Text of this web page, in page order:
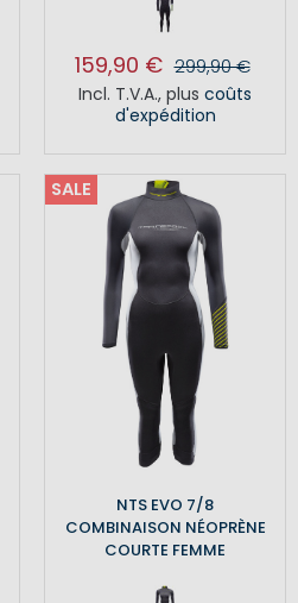
159,90 € 299,90 €
Incl. T.V.A., plus coûts
d'expédition
SALE
NTS EVO 7/8
COMBINAISON NÉOPRÈNE
COURTE FEMME